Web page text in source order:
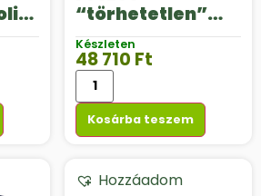
“törhetetlen”
műanyagból
tárolódobozban
Blue Ocean
mintával, Stack
Box
Készleten
48 710 Ft
Kosárba teszem
Hozzáadom